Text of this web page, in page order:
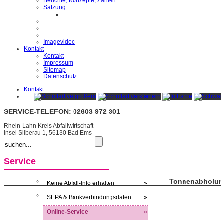
Satzung
Imagevideo
Kontakt
Kontakt
Impressum
Sitemap
Datenschutz
Kontakt
SERVICE-TELEFON: 02603 972 301
Rhein-Lahn-Kreis Abfallwirtschaft
Insel Silberau 1, 56130 Bad Ems
Service
Keine Abfall-Info erhalten »
SEPA & Bankverbindungsdaten »
Online-Service
»